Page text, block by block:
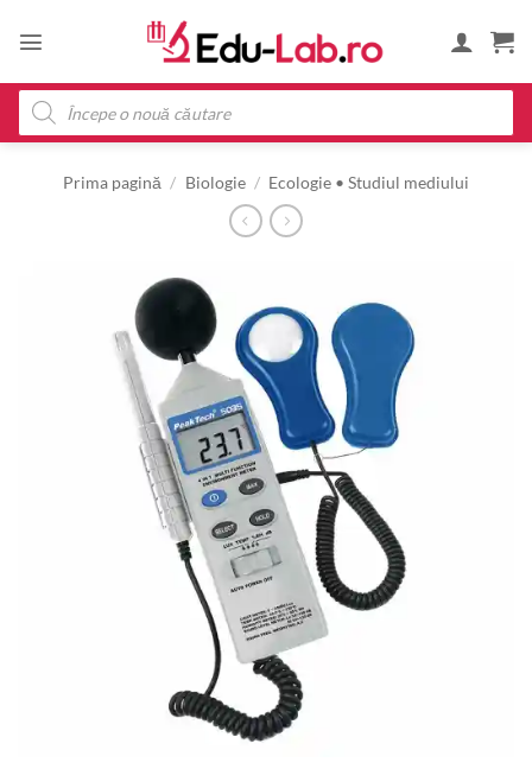
Products
search
Prima pagină / Biologie / Ecologie • Studiul mediului